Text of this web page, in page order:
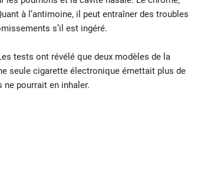
à l’antimoine, il peut entraîner des troubles
s’il est ingéré.
tests ont révélé que deux modèles de la
seule cigarette électronique émettait plus de
ne pourrait en inhaler.